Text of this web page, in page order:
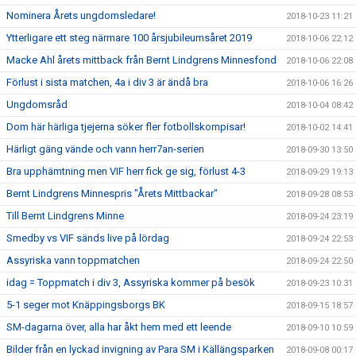
Nominera Årets ungdomsledare! 2018-10-23 11:21
Ytterligare ett steg närmare 100 årsjubileumsåret 2019 2018-10-06 22:12
Macke Ahl årets mittback från Bernt Lindgrens Minnesfond 2018-10-06 22:08
Förlust i sista matchen, 4a i div 3 är ändå bra 2018-10-06 16:26
Ungdomsråd 2018-10-04 08:42
Dom här härliga tjejerna söker fler fotbollskompisar! 2018-10-02 14:41
Härligt gäng vände och vann herr7an-serien 2018-09-30 13:50
Bra upphämtning men VIF herr fick ge sig, förlust 4-3 2018-09-29 19:13
Bernt Lindgrens Minnespris "Årets Mittbackar" 2018-09-28 08:53
Till Bernt Lindgrens Minne 2018-09-24 23:19
Smedby vs VIF sänds live på lördag 2018-09-24 22:53
Assyriska vann toppmatchen 2018-09-24 22:50
idag = Toppmatch i div 3, Assyriska kommer på besök 2018-09-23 10:31
5-1 seger mot Knäppingsborgs BK 2018-09-15 18:57
SM-dagarna över, alla har åkt hem med ett leende 2018-09-10 10:59
Bilder från en lyckad invigning av Para SM i Källängsparken 2018-09-08 00:17